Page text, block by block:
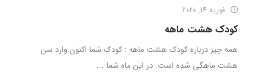
فوریه 14, 2020
کودک هشت ماهه
همه چیز درباره کودک هشت ماهه : کودک شما اکنون وارد سن
هشت ماهگی شده است. در این ماه شما ...